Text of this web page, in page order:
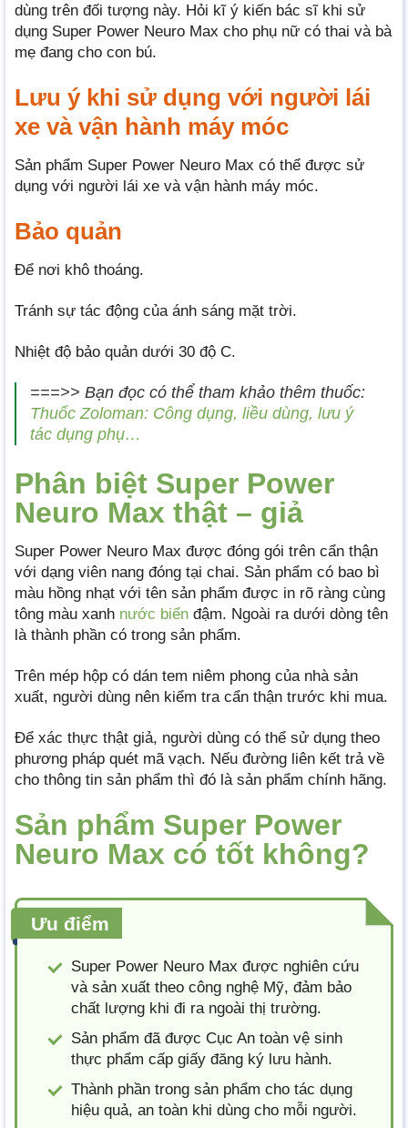
dùng trên đối tượng này. Hỏi kĩ ý kiến bác sĩ khi sử
dụng Super Power Neuro Max cho phụ nữ có thai và bà
mẹ đang cho con bú.
Lưu ý khi sử dụng với người lái
xe và vận hành máy móc
Sản phẩm Super Power Neuro Max có thể được sử
dụng với người lái xe và vận hành máy móc.
Bảo quản
Để nơi khô thoáng.
Tránh sự tác động của ánh sáng mặt trời.
Nhiệt độ bảo quản dưới 30 độ C.
===>> Bạn đọc có thể tham khảo thêm thuốc:
Thuốc Zoloman: Công dụng, liều dùng, lưu ý
tác dụng phụ…
Phân biệt Super Power
Neuro Max thật – giả
Super Power Neuro Max được đóng gói trên cẩn thận
với dạng viên nang đóng tại chai. Sản phẩm có bao bì
màu hồng nhạt với tên sản phẩm được in rõ ràng cùng
tông màu xanh nước biển đậm. Ngoài ra dưới dòng tên
là thành phần có trong sản phẩm.
Trên mép hộp có dán tem niêm phong của nhà sản
xuất, người dùng nên kiểm tra cẩn thận trước khi mua.
Để xác thực thật giả, người dùng có thể sử dụng theo
phương pháp quét mã vạch. Nếu đường liên kết trả về
cho thông tin sản phẩm thì đó là sản phẩm chính hãng.
Sản phẩm Super Power
Neuro Max có tốt không?
Ưu điểm
Super Power Neuro Max được nghiên cứu
và sản xuất theo công nghệ Mỹ, đảm bảo
chất lượng khi đi ra ngoài thị trường.
Sản phẩm đã được Cục An toàn vệ sinh
thực phẩm cấp giấy đăng ký lưu hành.
Thành phần trong sản phẩm cho tác dụng
hiệu quả, an toàn khi dùng cho mỗi người.